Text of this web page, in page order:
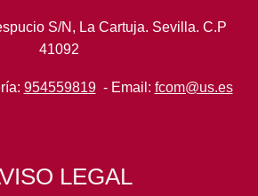
S/N, La Cartuja. Sevilla. C.P
41092
954559819- Email: fcom@us.es
LEGAL